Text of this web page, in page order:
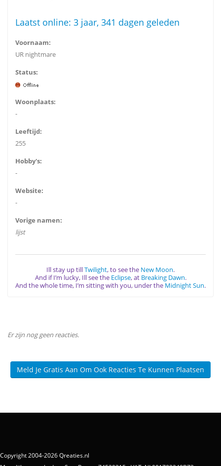
Laatst online: 3 jaar, 341 dagen geleden
Voornaam:
UR nightmare
Status:
Woonplaats:
-
Leeftijd:
255
Hobby's:
-
Website:
-
Vorige namen:
lijst
Ill stay up tillTwilight, to see the New Moon.
And if I’m lucky, Ill see the Eclipse, at Breaking Dawn.
And the whole time, I’m sitting with you, under the Midnight Sun.
Er zijn nog geen reacties.
Meld Je Gratis Aan Om Ook Reacties Te Kunnen Plaatsen
Copyright 2004-2026 Qreaties.nl